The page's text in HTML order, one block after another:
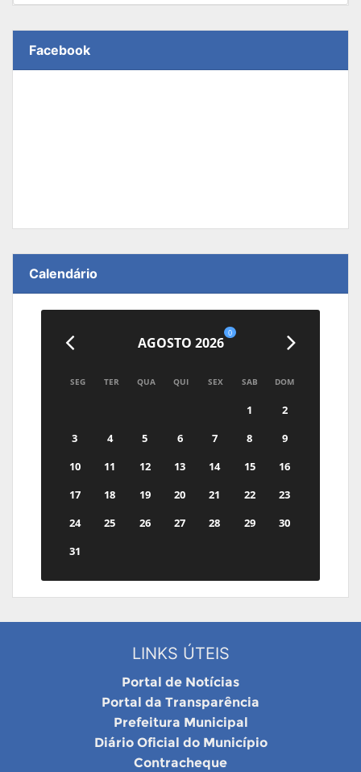
Facebook
Calendário
AGOSTO 2026
0
SEG TER QUA QUI SEX SAB DOM
1
2
3
4 5 6 7 8
9
10
11 12 13 14 15
16
17
18 19 20 21 22
23
24
25 26 27 28 29
30
31
LINKS ÚTEIS
Portal de Notícias
Portal da Transparência
Prefeitura Municipal
Diário Oficial do Município
Contracheque